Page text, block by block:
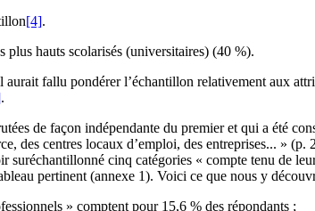
[4].
plus hauts scolarisés (universitaires) (40 %).
fallu pondérer l’échantillon relativement aux
.
de façon indépendante du premier et qui a été
des centres locaux d’emploi, des entreprises... »
suréchantillonné cinq catégories « compte tenu de
pertinent (annexe 1). Voici ce que nous y
» comptent pour 15,6 % des répondants ;